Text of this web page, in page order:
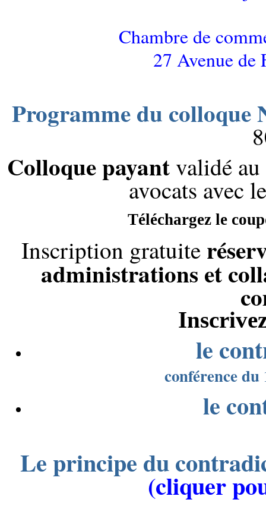
Chambre de
27 Avenue de
Programme du colloque
Colloque payantvalidé
avocats avec
Téléchargez le
Inscription gratuite
administrations et
le
conférence
le
Le principe du
(cliquer